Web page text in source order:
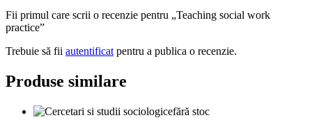
Fii primul care scrii o recenzie pentru „Teaching social work
practice”
Trebuie să fii autentificat pentru a publica o recenzie.
Produse similare
fără stoc